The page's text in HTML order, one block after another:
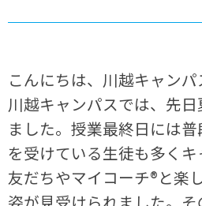
こんにちは、川越キャンパ
川越キャンパスでは、先
ました。授業最終日には
を受けている生徒も多くキ
友だちやマイコーチ®と楽